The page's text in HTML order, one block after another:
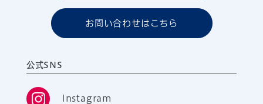
お問い合わせはこちら
公式SNS
Instagram